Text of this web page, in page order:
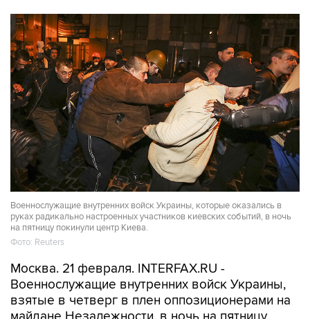
Военнослужащие внутренних войск Украины, которые оказались в
руках радикально настроенных участников киевских событий, в ночь
на пятницу покинули центр Киева.
Фото: Reuters
Москва. 21 февраля. INTERFAX.RU -
Военнослужащие внутренних войск Украины,
взятые в четверг в плен оппозиционерами на